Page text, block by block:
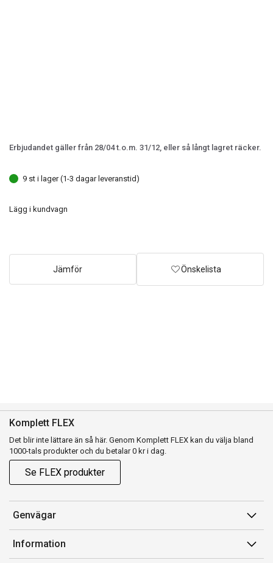
Erbjudandet gäller från 28/04 t.o.m. 31/12, eller så långt lagret räcker.
9 st i lager (1-3 dagar leveranstid)
Lägg i kundvagn
Jämför Önskelista
Komplett FLEX
Det blir inte lättare än så här. Genom Komplett FLEX kan du välja bland
1000-tals produkter och du betalar 0 kr i dag.
Se FLEX produkter
Genvägar
Konto
Orderhistorik
Information